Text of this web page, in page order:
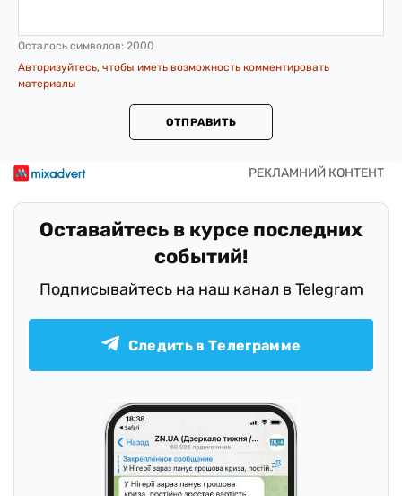
Осталось символов: 2000
Авторизуйтесь, чтобы иметь возможность комментировать
материалы
ОТПРАВИТЬ
Оставайтесь в курсе последних
событий!
Подписывайтесь на наш канал в Telegram
Следить в Телеграмме